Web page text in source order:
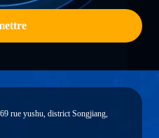
rue yushu, district Songjiang,